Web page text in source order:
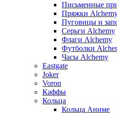
Письменные
Пряжки
Пуговицы и
Серьги Alchemy
Флаги Alchemy
Футболки
Часы Alchemy
Eastgate
Joker
Voron
Каффы
Кольца
Кольца Аниме